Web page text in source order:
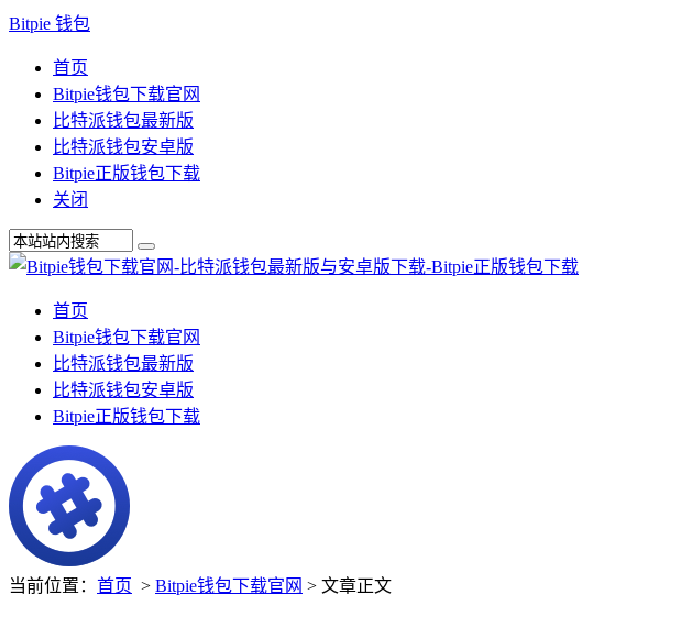
Bitpie 钱包
首页
Bitpie钱包下载官网
比特派钱包最新版
比特派钱包安卓版
Bitpie正版钱包下载
关闭
首页
Bitpie钱包下载官网
比特派钱包最新版
比特派钱包安卓版
Bitpie正版钱包下载
当前位置： 首页 > Bitpie钱包下载官网 > 文章正文